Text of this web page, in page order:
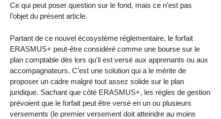
Ce qui peut poser question sur le fond, mais ce n’est pas
l’objet du présent article.
Partant de ce nouvel écosystème réglementaire, le forfait
ERASMUS+ peut-être considéré comme une bourse sur le
plan comptable dès lors qu’il est versé aux apprenants ou aux
accompagnateurs. C’est une solution qui a le mérite de
proposer un cadre malgré tout assez solide sur le plan
juridique. Sachant que côté ERASMUS+, les règles de gestion
prévoient que le forfait peut être versé en un ou plusieurs
versements (le premier versement doit atteindre au moins